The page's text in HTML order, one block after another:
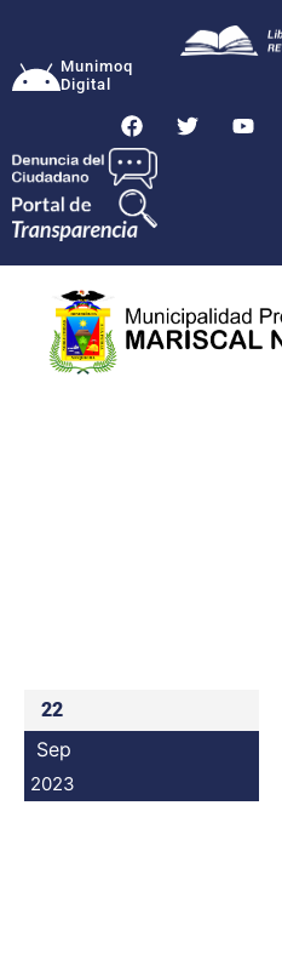
Munimoq
Digital
22
Sep
2023